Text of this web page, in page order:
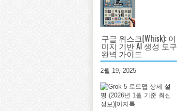
구글 위스크(Whisk): 이
미지 기반 AI 생성 도구
완벽 가이드
2월 19, 2025